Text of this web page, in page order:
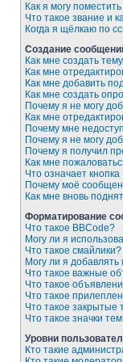
Как я могу
Что такое звание и
Когда я щёлкаю по
Создание
Как мне создать
Как мне
Как мне добавить
Как мне создать
Почему я не могу
Как мне
Почему мне
Почему я не могу
Почему я получил
Как мне
Что означает
Почему моё
Как мне вновь
Форматирование
Что такое BBCode?
Могу ли я
Что такое смайлики?
Могу ли я
Что такое важные
Что такое
Что такое
Что такое закрытые
Что такое значки
Уровни
Кто такие